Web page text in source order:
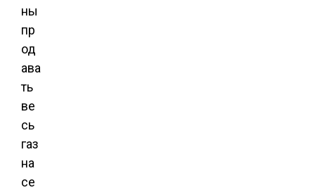
ны
пр
од
ава
ть
ве
сь
газ
на
се